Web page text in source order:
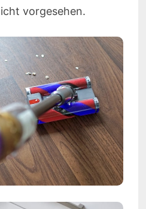
vorgesehen.